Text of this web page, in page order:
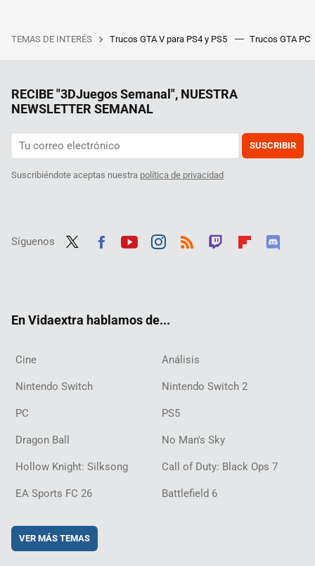
TEMAS DE INTERÉS Trucos GTA V para PS4 y PS5 Trucos GTA PC
RECIBE "3DJuegos Semanal", NUESTRA
NEWSLETTER SEMANAL
SUSCRIBIR
Suscribiéndote aceptas nuestra política de privacidad
Síguenos
En Vidaextra hablamos de...
Cine Análisis
Nintendo Switch Nintendo Switch 2
PC PS5
Dragon Ball No Man's Sky
Hollow Knight: Silksong Call of Duty: Black Ops 7
EA Sports FC 26 Battlefield 6
VER MÁS TEMAS